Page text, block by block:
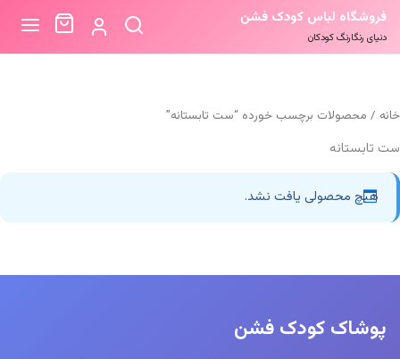
فروشگاه لباس کودک فشن
دنیای رنگارنگ کودکان
خانه / محصولات برچسب خورده “ست تابستانه”
ست تابستانه
هیچ محصولی یافت نشد.
پوشاک کودک فشن